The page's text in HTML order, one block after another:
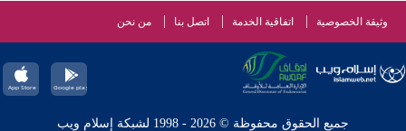
وثيقة الخصوصية اتفاقية الخدمة اتصل بنا من نحن
جميع الحقوق محفوظة © 2026 - 1998 لشبكة إسلام ويب